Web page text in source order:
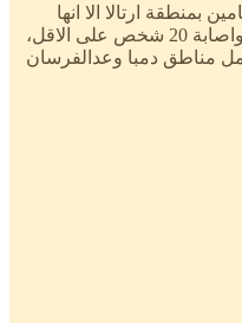
بمنطقة ارتالا الا انها
تعرضت لهجوم مسلح ادى الى مقتل واصابة 20 شخص على الاقل،
مناطق دمبا وعدالفرسان